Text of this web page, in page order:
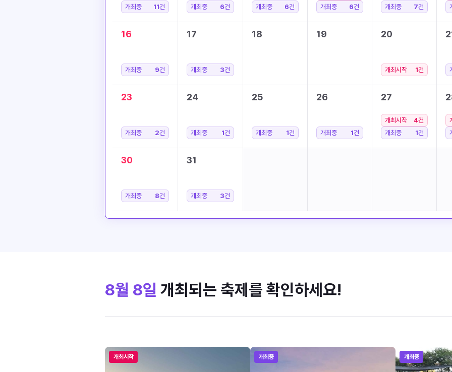
개최중 11건 개최중 6건 개최중 6건
개최중
6건 개최중 7건
16
개최중 9건
17
개최중 3건
18 19 20
개최시작 1건
23
개최중 2건
24
개최중 1건
25
개최중 1건
26
개최중 1건
27
개최시작 4건
개최중
1건
30
개최중 8건
31
개최중 3건
8월 8일 개최되는 축제를 확인하세요!
개최시작 개최중 개최중